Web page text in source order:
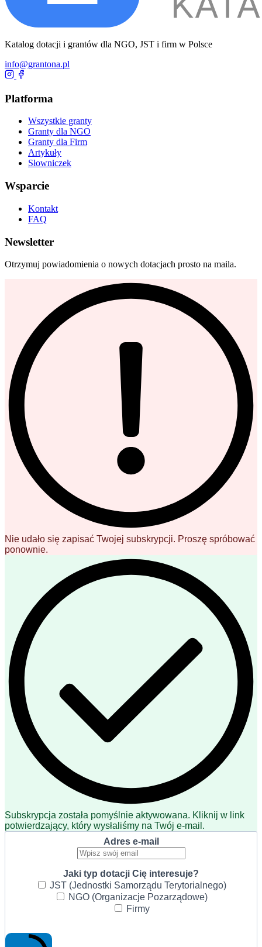
Katalog dotacji i grantów dla NGO, JST i firm w Polsce
info@grantona.pl
Platforma
Wszystkie granty
Granty dla NGO
Granty dla Firm
Artykuły
Słowniczek
Wsparcie
Kontakt
FAQ
Newsletter
Otrzymuj powiadomienia o nowych dotacjach prosto na maila.
Nie udało się zapisać Twojej subskrypcji. Proszę spróbować
ponownie.
Subskrypcja została pomyślnie aktywowana. Kliknij w link
potwierdzający, który wysłaliśmy na Twój e-mail.
Adres e-mail
Jaki typ dotacji Cię interesuje?
JST (Jednostki Samorządu Terytorialnego)
NGO (Organizacje Pozarządowe)
Firmy